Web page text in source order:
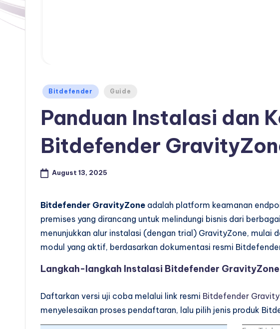
Posted
Bitdefender Guide
Panduan Instalasi dan
Bitdefender
August 13, 2025
Bitdefender GravityZone adalah platform keamanan
premises yang dirancang untuk melindungi bisnis dari
menunjukkan alur instalasi (dengan trial) GravityZone, mulai
modul yang aktif, berdasarkan dokumentasi resmi
Langkah-langkah Instalasi Bitdefender GravityZone
Daftarkan versi uji coba melalui link resmi Bitdefender
menyelesaikan proses pendaftaran, lalu pilih jenis produk